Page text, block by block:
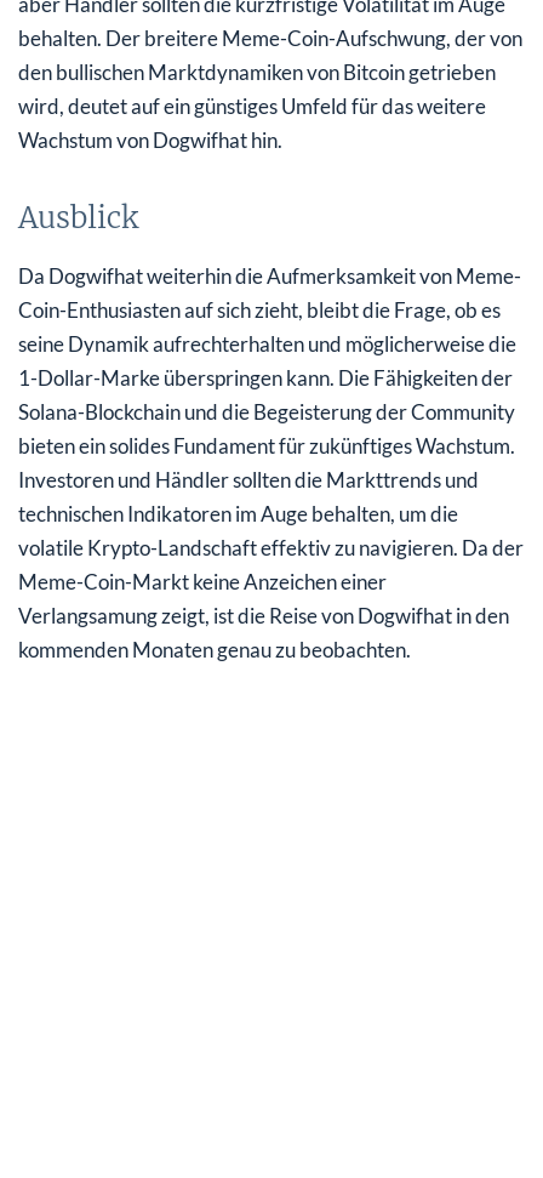
behalten. Der breitere Meme-Coin-Aufschwung, der von
den bullischen Marktdynamiken von Bitcoin getrieben
wird, deutet auf ein günstiges Umfeld für das weitere
Wachstum von Dogwifhat hin.
Ausblick
Da Dogwifhat weiterhin die Aufmerksamkeit von Meme-
Coin-Enthusiasten auf sich zieht, bleibt die Frage, ob es
seine Dynamik aufrechterhalten und möglicherweise die
1-Dollar-Marke überspringen kann. Die Fähigkeiten der
Solana-Blockchain und die Begeisterung der Community
bieten ein solides Fundament für zukünftiges Wachstum.
Investoren und Händler sollten die Markttrends und
technischen Indikatoren im Auge behalten, um die
volatile Krypto-Landschaft effektiv zu navigieren. Da der
Meme-Coin-Markt keine Anzeichen einer
Verlangsamung zeigt, ist die Reise von Dogwifhat in den
kommenden Monaten genau zu beobachten.